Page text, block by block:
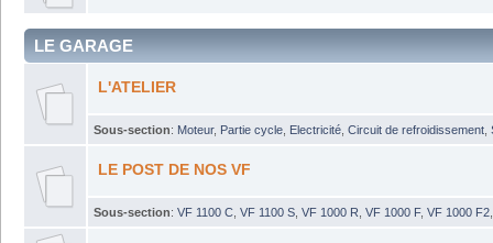
LE GARAGE
L'ATELIER
Sous-section: Moteur, Partie cycle Electricité Circuit de refroidissement
LE POST DE NOS VF
Sous-section: VF 1100 C VF 1100 S VF 1000 R VF 1000 F, VF 1000 F2